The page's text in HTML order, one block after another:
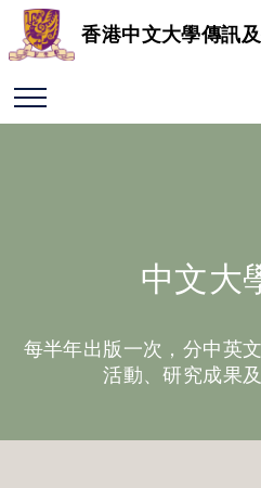
香港中文大學傳訊
中文大
每半年出版一次，分中英
活動、研究成果